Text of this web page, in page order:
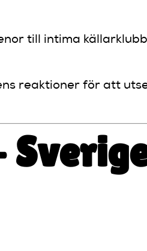
till intima
reaktioner för att